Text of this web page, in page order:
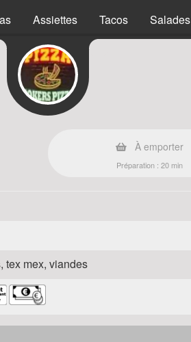
Assiettes Tacos Salades
À emporter
Préparation : 20 min
tex mex, viandes